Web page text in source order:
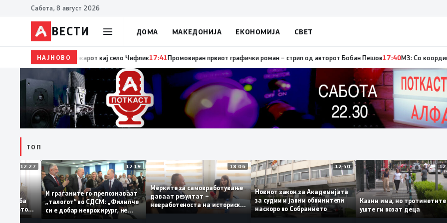
Сабота, 8 август 2026
ВЕСТИ ДОМА МАКЕДОНИЈА ЕКОНОМИЈА СВЕТ
НАЈНОВО
17:42 ЦУК: До 18 часот 11 пожари на отворен простор, од кои три се активни – изгаснат пожарот кај село Чифлик17:41
ТОП
12:27
За
треба
домашното
12:19
И граѓаните го препознаваат
„талогот“ во СДСМ: „Филипче
си е добар неврохирург, не
треба се занимава со
18:06
Мерките за самовработување
даваат резултат –
невработеноста на историски
најниско ниво од 11,3%
12:50
Новиот закон за Академијата
за судии и јавни обвинители
наскоро во Собранието
Казни има, но
уште ги возат деца